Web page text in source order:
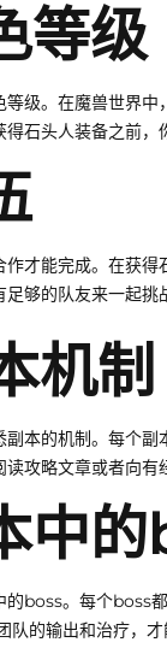
等级
级。在魔兽世界
石头人装备之前，
才能完成。在获
够的队友来一起挑
机制
本的机制。每个
攻略文章或者向有
中
boss。每个boss
的输出和治疗，才